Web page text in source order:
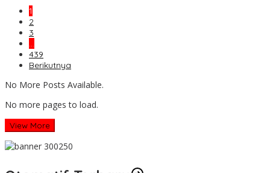
1
2
3
…
439
Berikutnya
No More Posts Available.
No more pages to load.
View More